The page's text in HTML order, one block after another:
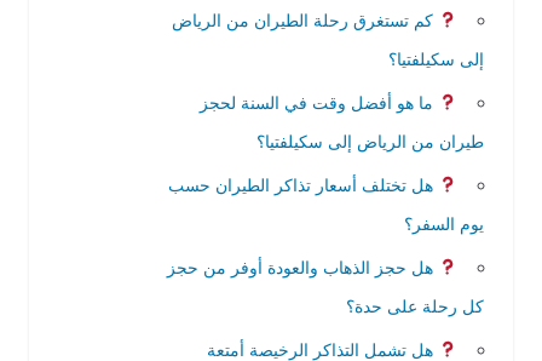
كم تستغرق رحلة الطيران من الرياض
إلى سكيلفتيا؟
ما هو أفضل وقت في السنة لحجز
طيران من الرياض إلى سكيلفتيا؟
هل تختلف أسعار تذاكر الطيران حسب
يوم السفر؟
هل حجز الذهاب والعودة أوفر من حجز
كل رحلة على حدة؟
هل تشمل التذاكر الرخيصة أمتعة